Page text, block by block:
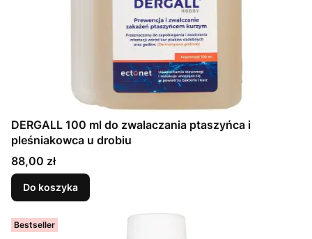
DERGALL 100 ml do zwalaczania ptaszyńca i
pleśniakowca u drobiu
Cena
88,00 zł
Do koszyka
Bestseller